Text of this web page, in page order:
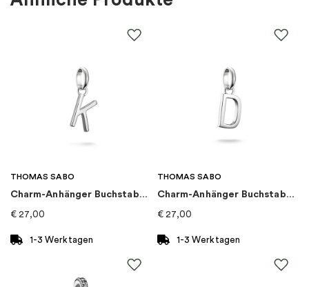
Kollektion: Mi Amor
THOMAS SABO
Charm-Anhänger Buchstabe K Connect Silber
€ 27,00
1-3 Werktagen
THOMAS SABO
Charm-Anhänger Buchstabe D Connect Silber
€ 27,00
1-3 Werktagen